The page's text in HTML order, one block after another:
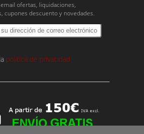
ofertas, liquidaciones,
cupones descuento y novedades.
política de privacidad